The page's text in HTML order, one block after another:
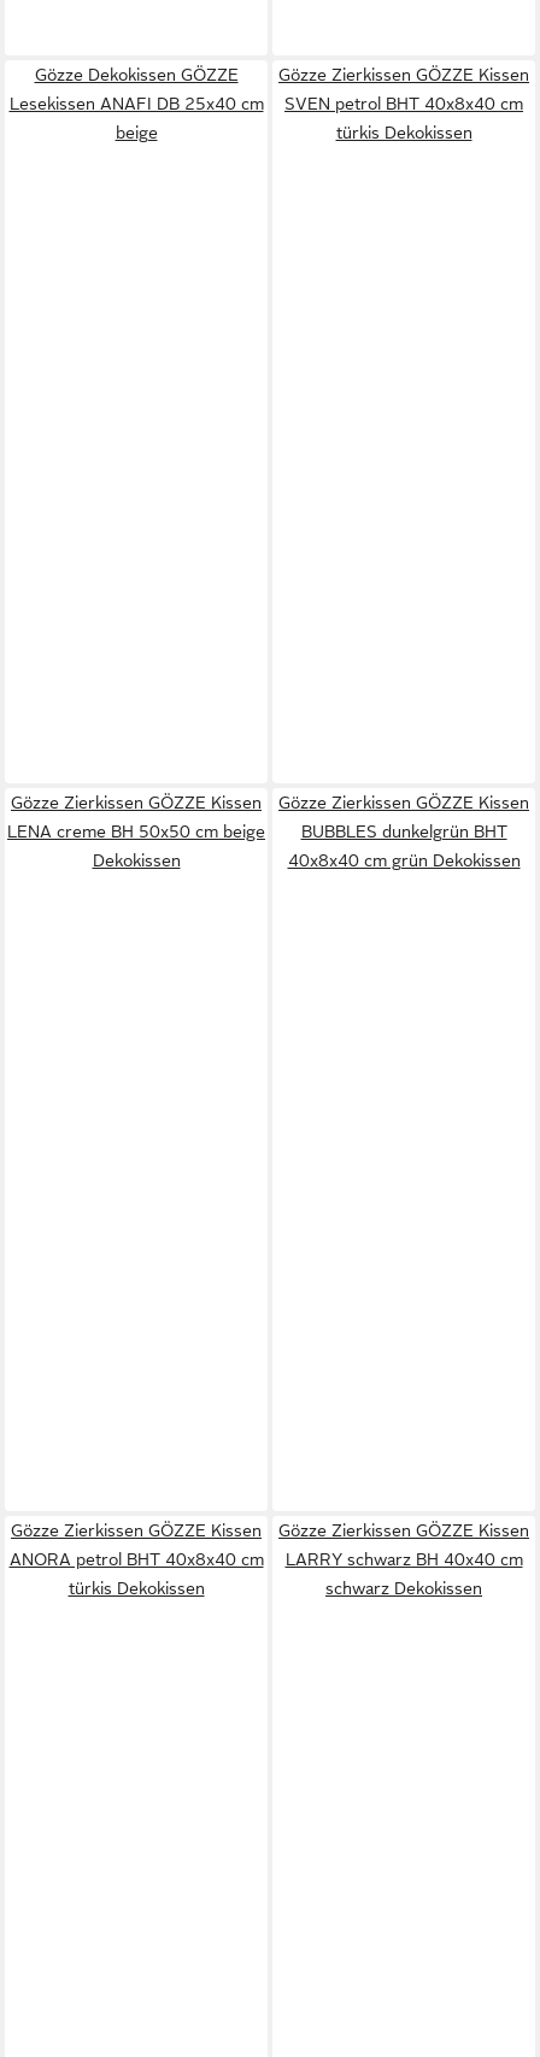
Gözze Dekokissen GÖZZE
Lesekissen ANAFI DB 25x40 cm
beige
Gözze Zierkissen GÖZZE Kissen
SVEN petrol BHT 40x8x40 cm
türkis Dekokissen
Gözze Zierkissen GÖZZE Kissen
LENA creme BH 50x50 cm beige
Dekokissen
Gözze Zierkissen GÖZZE Kissen
BUBBLES dunkelgrün BHT
40x8x40 cm grün Dekokissen
Gözze Zierkissen GÖZZE Kissen
ANORA petrol BHT 40x8x40 cm
türkis Dekokissen
Gözze Zierkissen GÖZZE Kissen
LARRY schwarz BH 40x40 cm
schwarz Dekokissen